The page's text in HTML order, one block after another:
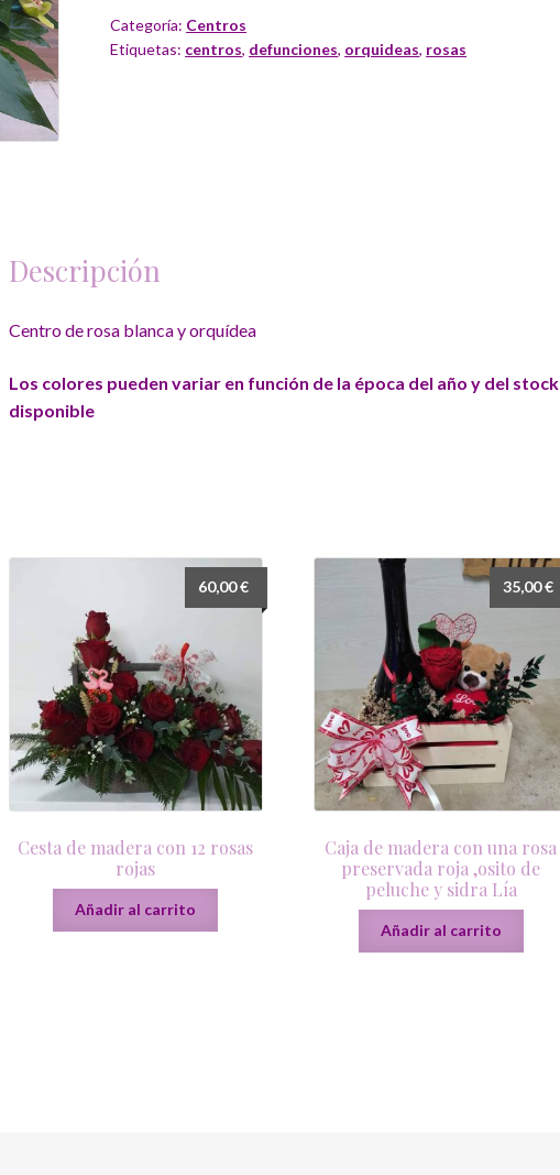
y
orquídea
Categoría: Centros
Etiquetas: centros, defunciones, orquideas, rosas
Descripción
Centro de rosa blanca y orquídea
Los colores pueden variar en función de la época del año y del stock
disponible
Cesta de madera con 12 rosas
rojas
60,00€
Añadir al carrito
Caja de madera con una rosa
preservada roja ,osito de
peluche y sidra Lía
35,00€
Añadir al carrito